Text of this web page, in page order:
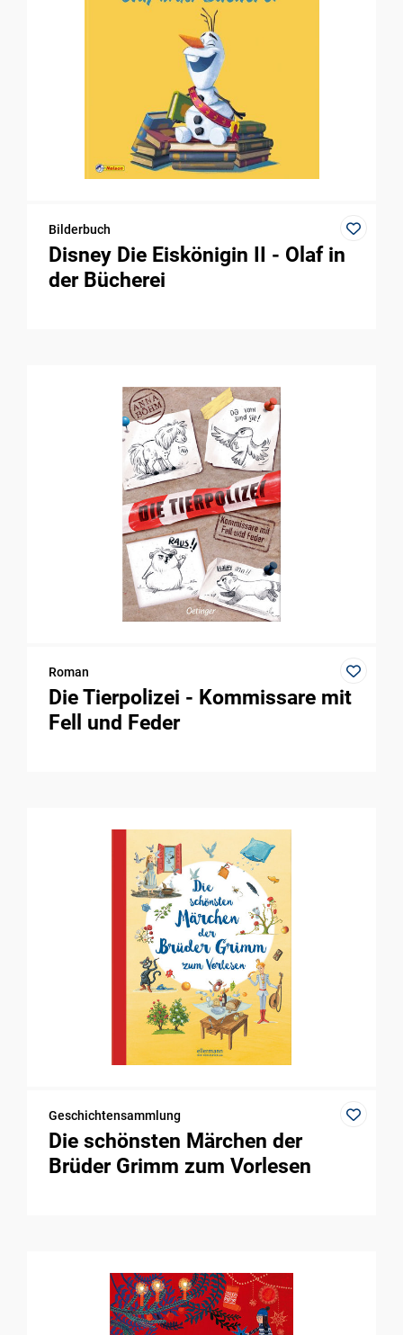
Bilderbuch
Disney Die Eiskönigin II - Olaf in
der Bücherei
Roman
Die Tierpolizei - Kommissare mit
Fell und Feder
Geschichtensammlung
Die schönsten Märchen der
Brüder Grimm zum Vorlesen